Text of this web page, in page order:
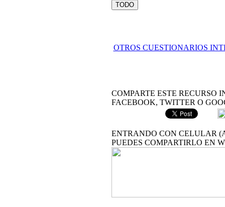
TODO
OTROS CUESTIONARIOS
COMPARTE ESTE RECURSO
FACEBOOK, TWITTER O
ENTRANDO CON CELULAR
PUEDES COMPARTIRLO EN